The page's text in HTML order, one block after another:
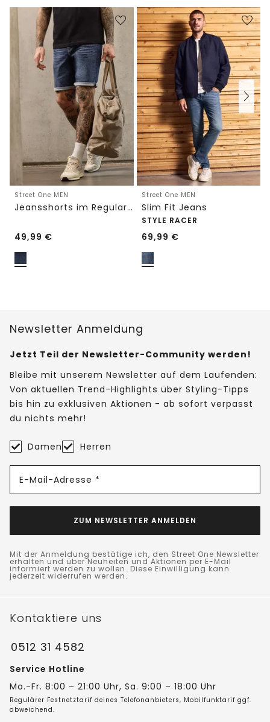
Street One MEN
Jeansshorts im Regular Fit
49,99 €
Street One MEN
Slim Fit Jeans
STYLE RACER
69,99 €
Newsletter Anmeldung
Jetzt Teil der Newsletter-Community werden!
Bleibe mit unserem Newsletter auf dem Laufenden:
Von aktuellen Trend-Highlights über Styling-Tipps
bis hin zu exklusiven Aktionen - ab sofort verpasst
du nichts mehr!
Damen Herren
E-Mail-Adresse *
ZUM NEWSLETTER ANMELDEN
Mit der Anmeldung bestätige ich, den Street One Newsletter
erhalten und über Neuheiten und Aktionen per E-Mail
informiert werden zu wollen. Diese Einwilligung kann
jederzeit widerrufen werden.
Kontaktiere uns
0512 31 4582
Service Hotline
Mo.-Fr. 8:00 – 21:00 Uhr, Sa. 9:00 – 18:00 Uhr
Regulärer Festnetztarif deines Telefonanbieters, Mobilfunktarif ggf.
abweichend.